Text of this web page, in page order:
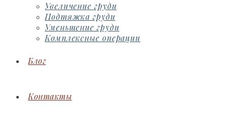
Увеличение груди
Подтяжка груди
Уменьшение груди
Комплексные операции
Блог
Контакты